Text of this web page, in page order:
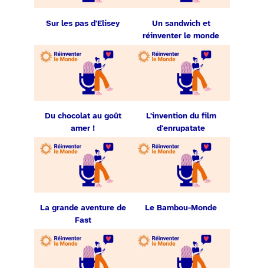
Sur les pas d'Elisey
Un sandwich et
réinventer le monde
Du chocolat au goût
amer !
L'invention du film
d'enrupatate
La grande aventure de
Fast
Le Bambou-Monde